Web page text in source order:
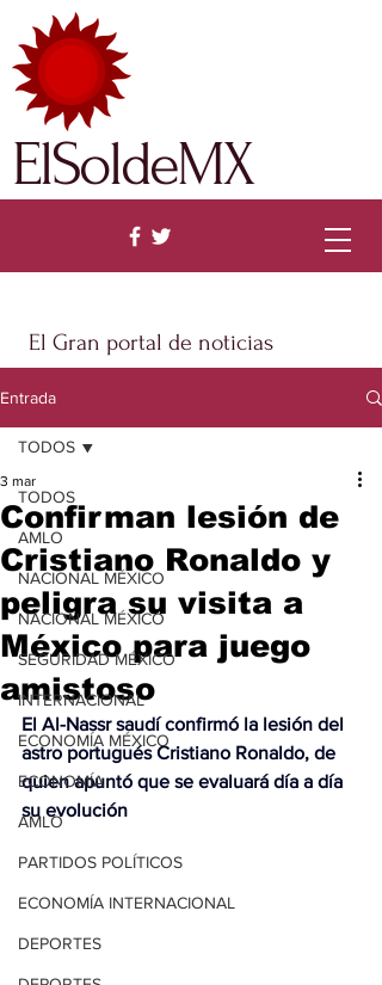
El Gran portal de noticias
ElSoldeMX
Entrada
TODOS
AMLO
NACIONAL MÉXICO
NACIONAL MÉXICO
SEGURIDAD MÉXICO
INTERNACIONAL
ECONOMÍA MÉXICO
ECONOMÍA
AMLO
PARTIDOS POLÍTICOS
ECONOMÍA INTERNACIONAL
DEPORTES
TODOS
Confirman lesión de
Cristiano Ronaldo y
peligra su visita a
México para juego
amistoso
3 mar
El Al-Nassr saudí confirmó la lesión del
astro portugués Cristiano Ronaldo, de
quien apuntó que se evaluará día a día
su evolución